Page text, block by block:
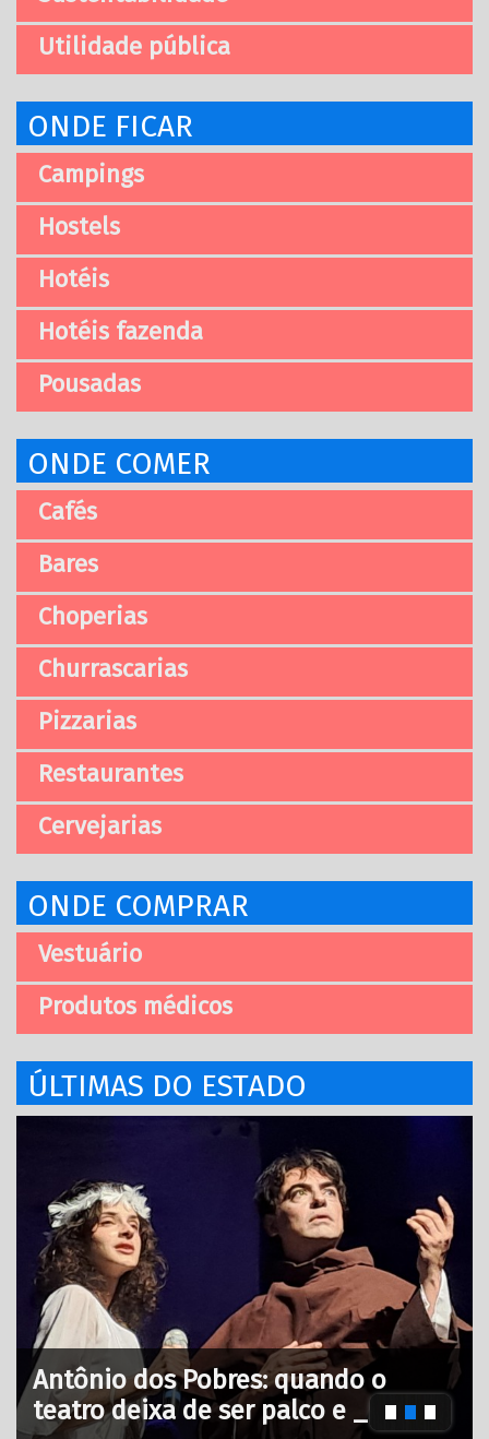
Utilidade pública
ONDE FICAR
Campings
Hostels
Hotéis
Hotéis fazenda
Pousadas
ONDE COMER
Cafés
Bares
Choperias
Churrascarias
Pizzarias
Restaurantes
Cervejarias
ONDE COMPRAR
Vestuário
Produtos médicos
ÚLTIMAS DO ESTADO
Antônio dos Pobres: quando o
teatro deixa de ser palco e _